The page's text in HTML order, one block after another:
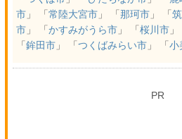
市」 「 常陸大宮市」 「 那珂市」 「
市」 「 かすみがうら市」 「 桜川市」
「 鉾田市」 「 つくばみらい市」 「 小
PR